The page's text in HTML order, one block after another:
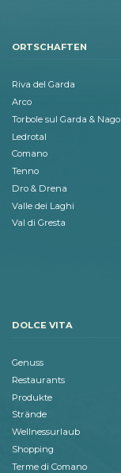
ORTSCHAFTEN
Riva del Garda
Arco
Torbole sul Garda & Nago
Ledrotal
Comano
Tenno
Dro & Drena
Valle dei Laghi
Val di Gresta
DOLCE VITA
Genuss
Restaurants
Produkte
Strände
Wellnessurlaub
Shopping
Terme di Comano